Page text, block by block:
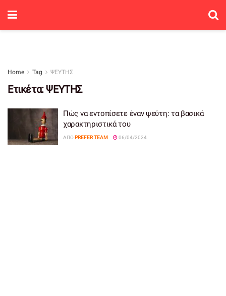
Home Tag ΨΕΥΤΗΣ
Ετικέτα:ΨΕΥΤΗΣ
Πώς να εντοπίσετε έναν ψεύτη: τα βασικά
χαρακτηριστικά του
ΑΠΌ PREFER TEAM 06/04/2024